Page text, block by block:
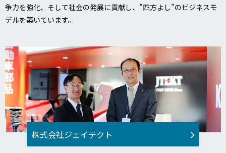
争力を強化、そして社会の発展に貢献し、”四方よし”のビジネスモ
デルを築いています。
株式会社ジェイテクト